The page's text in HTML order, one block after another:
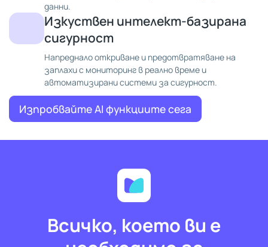
данни.
Изкуствен интелект-базирана
сигурност
Напреднало откриване и предотвратяване на
заплахи с мониторинг в реално време и
автоматизирани системи за сигурност.
Изпробвайте AI функциите сега
Всичко, което ви е